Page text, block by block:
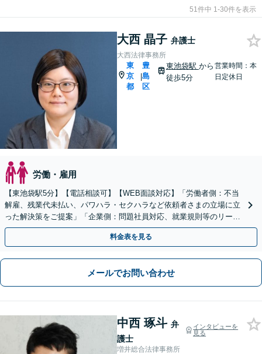
51件中 1-30件を表示
大西 晶子 弁護士
大西法律事務所
東
京
都
|
豊
島
区
東池袋駅 から
徒歩5分
営業時間：本
日定休日
労働・雇用
【東池袋駅5分】【電話相談可】【WEB面談対応】「労働者側：不当
解雇、残業代未払い、パワハラ・セクハラなど依頼者さまの立場に立
った解決策をご提案」「企業側：問題社員対応、就業規則等のリーガ
ルチェックなど」【顧問契約対応】【休日・夜間相談可】
料金表を見る
メールでお問い合わせ
中西 琢斗 弁
護士
インタビューを
見る
増井総合法律事務所